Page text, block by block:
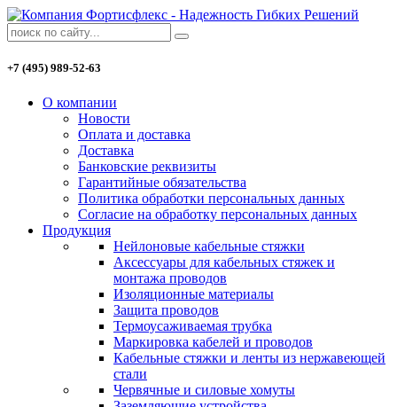
+7 (495) 989-52-63
О компании
Новости
Оплата и доставка
Доставка
Банковские реквизиты
Гарантийные обязательства
Политика обработки персональных данных
Согласие на обработку персональных данных
Продукция
Нейлоновые кабельные стяжки
Аксессуары для кабельных стяжек и
монтажа проводов
Изоляционные материалы
Защита проводов
Термоусаживаемая трубка
Маркировка кабелей и проводов
Кабельные стяжки и ленты из нержавеющей
стали
Червячные и силовые хомуты